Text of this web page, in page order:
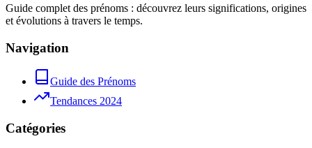
Guide complet des prénoms : découvrez leurs significations, origines
et évolutions à travers le temps.
Navigation
Guide des Prénoms
Tendances 2024
Catégories